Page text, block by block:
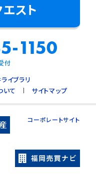
スト
1150
付
イブラリ
いて サイトマップ
コーポレートサイト